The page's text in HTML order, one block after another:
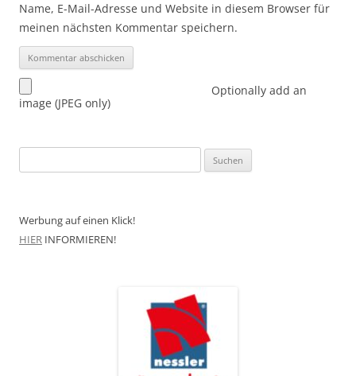
Name, E-Mail-Adresse und Website in diesem Browser für
meinen nächsten Kommentar speichern.
Optionally add an
image (JPEG only)
nach:
Werbung auf einen Klick!
HIER INFORMIEREN!